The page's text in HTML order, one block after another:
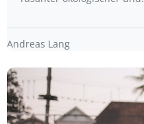
Andreas Lang